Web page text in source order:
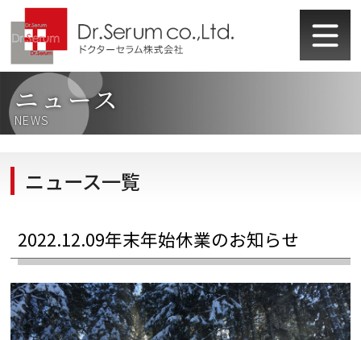
ニュース
NEWS
ニュース一覧
2022.12.09年末年始休業のお知らせ